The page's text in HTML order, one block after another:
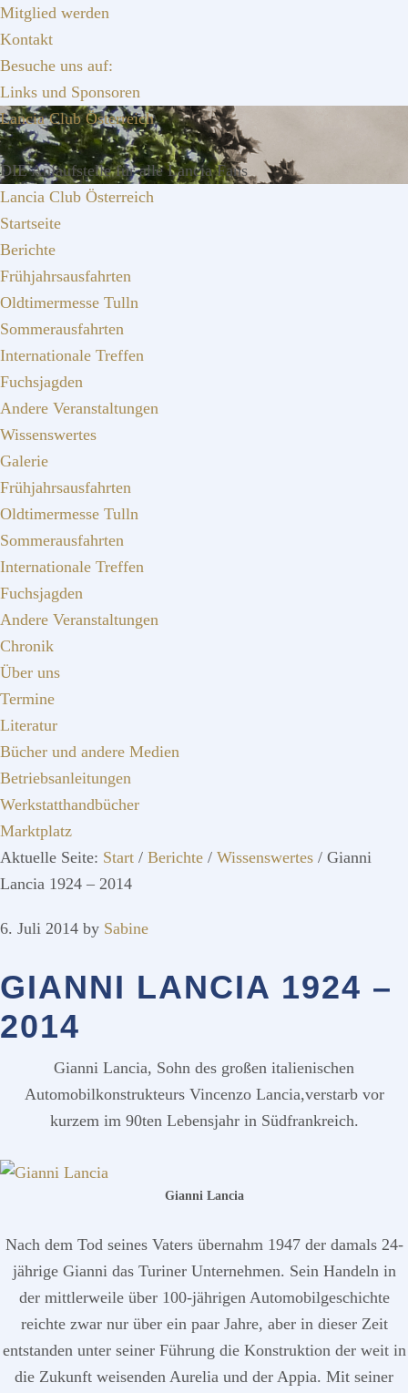
Zur
Hauptnavigation
springen
Zum
Inhalt
springen
Zur
Seitenspalte
springen
Mitglied werden
Kontakt
Besuche uns auf:
Links und Sponsoren
Lancia Club Österreich
DIE Anlaufstelle für alle Lancia Fans
Lancia Club Österreich
Startseite
Berichte
Frühjahrsausfahrten
Oldtimermesse Tulln
Sommerausfahrten
Internationale Treffen
Fuchsjagden
Andere Veranstaltungen
Wissenswertes
Galerie
Frühjahrsausfahrten
Oldtimermesse Tulln
Sommerausfahrten
Internationale Treffen
Fuchsjagden
Andere Veranstaltungen
Chronik
Über uns
Termine
Literatur
Bücher und andere Medien
Betriebsanleitungen
Werkstatthandbücher
Marktplatz
Aktuelle Seite: Start / Berichte / Wissenswertes / Gianni
Lancia 1924 – 2014
6. Juli 2014 by Sabine
GIANNI LANCIA 1924 –
2014
Gianni Lancia, Sohn des großen italienischen
Automobilkonstrukteurs Vincenzo Lancia,verstarb vor
kurzem im 90ten Lebensjahr in Südfrankreich.
Gianni Lancia
Nach dem Tod seines Vaters übernahm 1947 der damals 24-
jährige Gianni das Turiner Unternehmen. Sein Handeln in
der mittlerweile über 100-jährigen Automobilgeschichte
reichte zwar nur über ein paar Jahre, aber in dieser Zeit
entstanden unter seiner Führung die Konstruktion der weit in
die Zukunft weisenden Aurelia und der Appia. Mit seiner